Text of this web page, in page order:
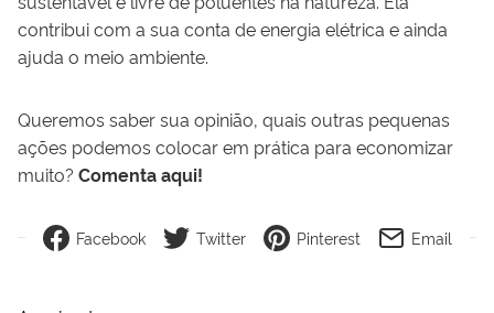
contribui com a sua conta de energia elétrica e ainda
ajuda o meio ambiente.
Queremos saber sua opinião, quais outras pequenas
ações podemos colocar em prática para economizar
muito? Comenta aqui!
Facebook Twitter Pinterest Email